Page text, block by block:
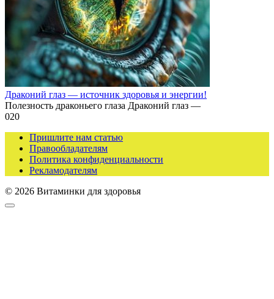
Драконий глаз — источник здоровья и энергии!
Полезность драконьего глаза Драконий глаз —
020
Пришлите нам статью
Правообладателям
Политика конфиденциальности
Рекламодателям
© 2026 Витаминки для здоровья